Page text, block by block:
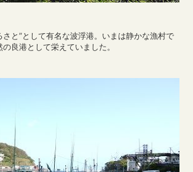
と”として有名な波浮港。いまは静かな漁村で
良港として栄えていました。